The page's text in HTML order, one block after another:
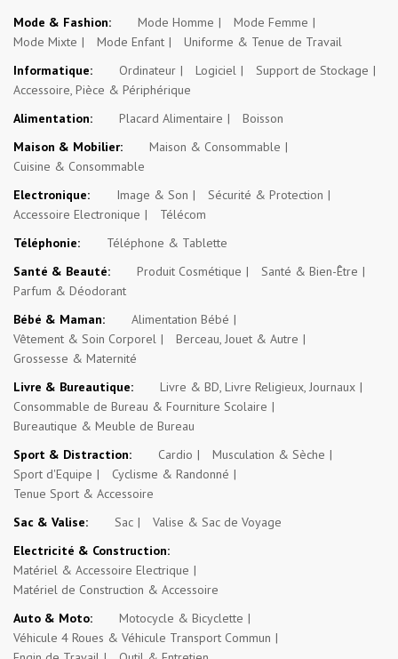
Mode & Fashion: Mode Homme
Mode Femme
Mode Mixte
Mode Enfant
Uniforme & Tenue de Travail
Informatique:
Ordinateur Logiciel
Support de Stockage
Accessoire, Pièce & Périphérique
Alimentation:
Placard Alimentaire
Boisson
Maison & Mobilier:
Maison & Consommable
Cuisine & Consommable
Electronique:
Image & Son
Sécurité & Protection
Accessoire Electronique
Télécom
Téléphonie:
Téléphone & Tablette
Santé & Beauté:
Produit Cosmétique
Santé & Bien-Être
Parfum & Déodorant
Bébé & Maman:
Alimentation Bébé
Vêtement & Soin Corporel
Berceau, Jouet & Autre
Grossesse & Maternité
Livre & Bureautique:
Livre & BD, Livre Religieux, Journaux
Consommable de Bureau & Fourniture Scolaire
Bureautique & Meuble de Bureau
Sport & Distraction:
Cardio
Musculation & Sèche
Sport d'Equipe
Cyclisme & Randonné
Tenue Sport & Accessoire
Sac & Valise:
Sac
Valise & Sac de Voyage
Electricité & Construction:
Matériel & Accessoire Electrique
Matériel de Construction & Accessoire
Auto & Moto:
Motocycle & Bicyclette
Véhicule 4 Roues & Véhicule Transport Commun